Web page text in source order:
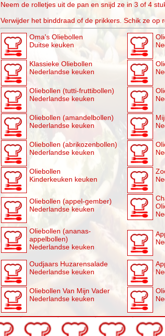
Neem de rolletjes uit de pan en snijd ze in 3 of 4
Verwijder het binddraad of de prikkers. Schik ze op
Oma's Oliebollen
Duitse keuken
Klassieke Oliebollen
Nederlandse keuken
Oliebollen (tutti-fruttibollen)
Nederlandse keuken
Oliebollen (amandelbollen)
Nederlandse keuken
Oliebollen (abrikozenbollen)
Nederlandse keuken
Oliebollen
Kinderkeuken keuken
Oliebollen (appel-gember)
Nederlandse keuken
Oliebollen (ananas-
appelbollen)
Nederlandse keuken
Oudjaars Huzarensalade
Nederlandse keuken
Oliebollen Van Mijn Vader
Nederlandse keuken